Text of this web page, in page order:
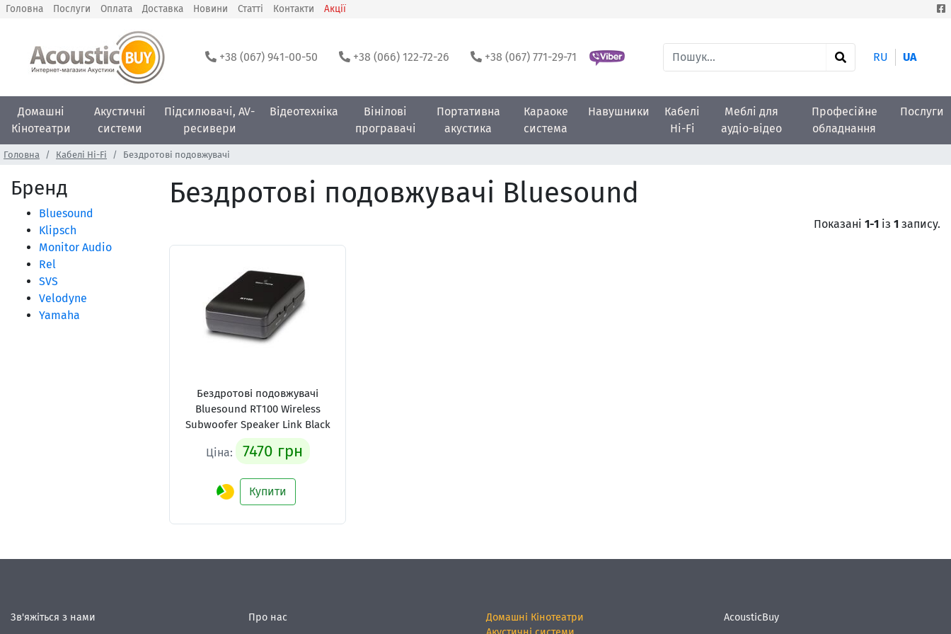
Головна Послуги Оплата Доставка Новини Статті Контакти Акції
+38 (067) 941-00-50 +38 (066) 122-72-26 +38 (067) 771-29-71 RU UA
Домашні
Кінотеатри
Акустичні
системи
Підсилювачі, AV-
ресивери
Відеотехніка
Вінілові
програвачі
Портативна
акустика
Караоке
система
Навушники
Кабелі
Hi-Fi
Меблі для
аудіо-відео
Професійне
обладнання
Послуги
Головна Кабелі Hi-Fi Бездротові подовжувачі
Бренд
Bluesound
Klipsch
Monitor Audio
Rel
SVS
Velodyne
Yamaha
Бездротові подовжувачі Bluesound
Показані 1-1 із 1 запису.
Бездротові подовжувачі
Bluesound RT100 Wireless
Subwoofer Speaker Link Black
Ціна: 7470 грн
Купити
Зв'яжіться з нами Про нас
Домашні Кінотеатри
AcousticBuy